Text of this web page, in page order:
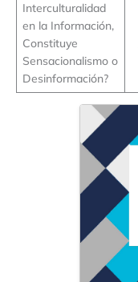
Interculturalidad
en la Información,
Constituye
Sensacionalismo o
Desinformación?